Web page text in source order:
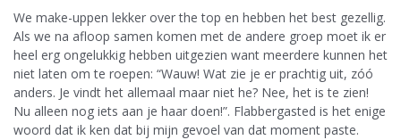
We make-uppen lekker over the top en hebben het best gezellig.
Als we na afloop samen komen met de andere groep moet ik er
heel erg ongelukkig hebben uitgezien want meerdere kunnen het
niet laten om te roepen: “Wauw! Wat zie je er prachtig uit, zóó
anders. Je vindt het allemaal maar niet he? Nee, het is te zien!
Nu alleen nog iets aan je haar doen!”. Flabbergasted is het enige
woord dat ik ken dat bij mijn gevoel van dat moment paste.